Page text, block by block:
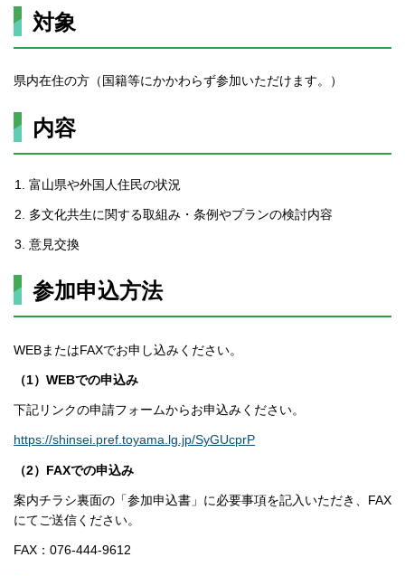
対象
県内在住の方（国籍等にかかわらず参加いただけます。）
内容
富山県や外国人住民の状況
多文化共生に関する取組み・条例やプランの検討内容
意見交換
参加申込方法
WEBまたはFAXでお申し込みください。
（1）WEBでの申込み
下記リンクの申請フォームからお申込みください。
https://shinsei.pref.toyama.lg.jp/SyGUcprP
（2）FAXでの申込み
案内チラシ裏面の「参加申込書」に必要事項を記入いただき、FAX
にてご送信ください。
FAX：076-444-9612